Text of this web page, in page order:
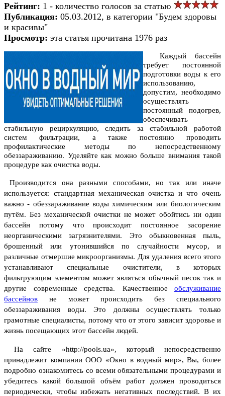
Рейтинг: 1 - количество голосов за статью
Публикация: 05.03.2012, в категории "Будем здоровы
и красивы"
Просмотр: эта статья прочитана 1976 раз
Каждый бассейн
требует постоянной
подготовки воды к его
использованию,
допустим, необходимо
осуществлять
постоянный подогрев,
обеспечивать
стабильную рециркуляцию, следить за стабильной работой
систем фильтрации, а также постоянно проводить
профилактические методы по непосредственному
обеззараживанию. Уделяйте как можно больше внимания такой
процедуре как очистка воды.
Производится она разными способами, но так или иначе
используется: стандартная механическая очистка и что очень
важно - обеззараживание воды химическим или биологическим
путём. Без механической очистки не может обойтись ни один
бассейн потому что происходит постоянное засорение
неорганическими загрязнителями. Это обыкновенная пыль,
брошенный или утонившийся по случайности мусор, и
различные отмершие микроорганизмы. Для удаления всего этого
устанавливают специальные очистители, в которых
фильтрующим элементом может являться обычный песок так и
другие современные средства.
Качественное обслуживание
бассейнов не может происходить без специального
обеззараживания воды. Это должны осуществлять только
грамотные специалисты, потому что от этого зависит здоровье и
жизнь посещающих этот бассейн людей.
На сайте «http://pools.ua», который непосредственно
принадлежит компании ООО «Окно в водный мир», Вы, более
подробно ознакомитесь со всеми обязательными процедурами и
убедитесь какой большой объём работ должен проводиться
периодически, чтобы избежать негативных последствий. В их